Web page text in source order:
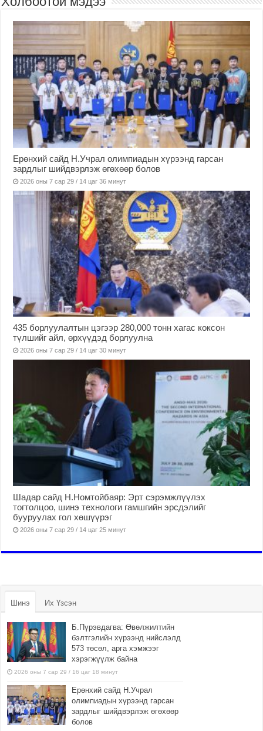
Ерөнхий сайд Н.Учрал олимпиадын хүрээнд гарсан
зардлыг шийдвэрлэж өгөхөөр болов
2026 оны 7 сар 29 / 14 цаг 36 минут
435 борлуулалтын цэгээр 280,000 тонн хагас коксон
түлшийг айл, өрхүүдэд борлуулна
2026 оны 7 сар 29 / 14 цаг 30 минут
Шадар сайд Н.Номтойбаяр: Эрт сэрэмжлүүлэх
тогтолцоо, шинэ технологи гамшгийн эрсдэлийг
бууруулах гол хөшүүрэг
2026 оны 7 сар 29 / 14 цаг 25 минут
Шинэ Их Үзсэн
Б.Пүрэвдагва: Өвөлжилтийн
бэлтгэлийн хүрээнд нийслэлд
573 төсөл, арга хэмжээг
хэрэгжүүлж байна
2026 оны 7 сар 29 / 16 цаг 18 минут
Ерөнхий сайд Н.Учрал
олимпиадын хүрээнд гарсан
зардлыг шийдвэрлэж өгөхөөр
болов